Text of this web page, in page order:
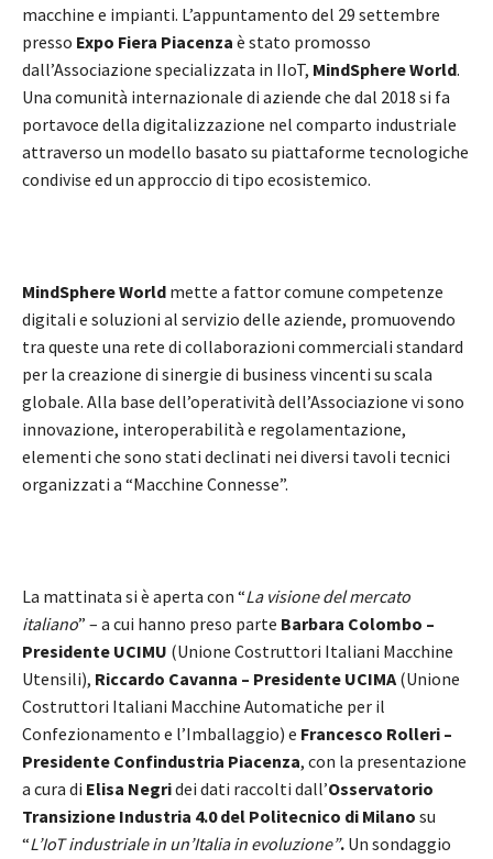
macchine e impianti. L’appuntamento del 29 settembre
presso Expo Fiera Piacenza è stato promosso
dall’Associazione specializzata in IIoT, MindSphere World.
Una comunità internazionale di aziende che dal 2018 si fa
portavoce della digitalizzazione nel comparto industriale
attraverso un modello basato su piattaforme tecnologiche
condivise ed un approccio di tipo ecosistemico.
MindSphere World mette a fattor comune competenze
digitali e soluzioni al servizio delle aziende, promuovendo
tra queste una rete di collaborazioni commerciali standard
per la creazione di sinergie di business vincenti su scala
globale. Alla base dell’operatività dell’Associazione vi sono
innovazione, interoperabilità e regolamentazione,
elementi che sono stati declinati nei diversi tavoli tecnici
organizzati a “Macchine Connesse”.
La mattinata si è aperta con “La visione del mercato
italiano” – a cui hanno preso parte Barbara Colombo –
Presidente UCIMU (Unione Costruttori Italiani Macchine
Utensili), Riccardo Cavanna – Presidente UCIMA(Unione
Costruttori Italiani Macchine Automatiche per il
Confezionamento e l’Imballaggio) e Francesco Rolleri –
Presidente Confindustria Piacenza, con la presentazione
a cura di Elisa Negridei dati raccolti dall’Osservatorio
Transizione Industria 4.0 del Politecnico di Milano su
“L’IoT industriale in un’Italia in evoluzione”. Un sondaggio